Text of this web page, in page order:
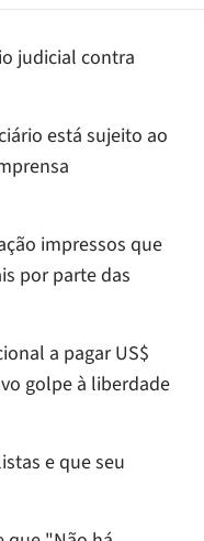
judicial contra
está sujeito ao
impressos que
por parte das
a pagar US$
golpe à liberdade
e que seu